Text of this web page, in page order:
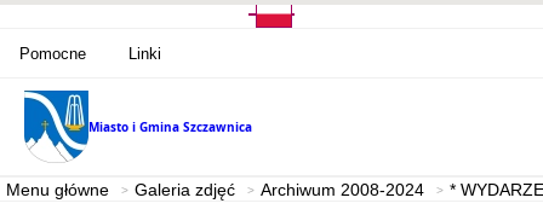
Pomocne Linki
Miasto i Gmina Szczawnica
Menu główne Galeria zdjęć Archiwum 2008-2024 *